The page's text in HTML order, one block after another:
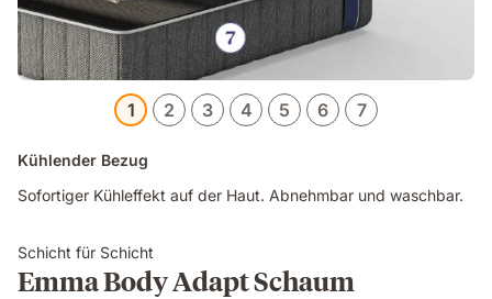
1 2 3 4 5 6 7
Kühlender Bezug
Sofortiger Kühleffekt auf der Haut. Abnehmbar und waschbar.
Schicht für Schicht
Emma Body Adapt Schaum